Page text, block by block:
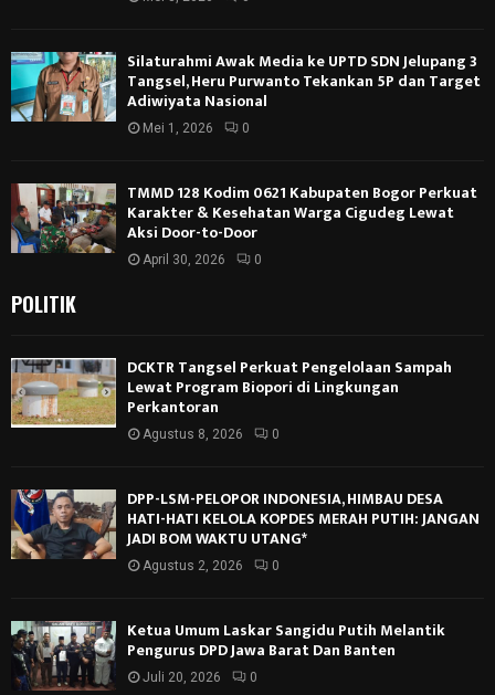
Silaturahmi Awak Media ke UPTD SDN Jelupang 3
Tangsel, Heru Purwanto Tekankan 5P dan Target
Adiwiyata Nasional
Mei 1, 2026 0
TMMD 128 Kodim 0621 Kabupaten Bogor Perkuat
Karakter & Kesehatan Warga Cigudeg Lewat
Aksi Door-to-Door
April 30, 2026 0
POLITIK
DCKTR Tangsel Perkuat Pengelolaan Sampah
Lewat Program Biopori di Lingkungan
Perkantoran
Agustus 8, 2026 0
DPP-LSM-PELOPOR INDONESIA, HIMBAU DESA
HATI-HATI KELOLA KOPDES MERAH PUTIH: JANGAN
JADI BOM WAKTU UTANG*
Agustus 2, 2026 0
Ketua Umum Laskar Sangidu Putih Melantik
Pengurus DPD Jawa Barat Dan Banten
Juli 20, 2026 0